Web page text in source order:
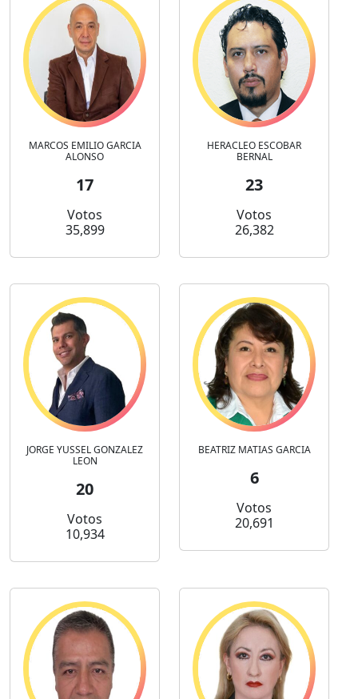
MARCOS EMILIO GARCIA
ALONSO
17
Votos
35,899
HERACLEO ESCOBAR
BERNAL
23
Votos
26,382
JORGE YUSSEL GONZALEZ
LEON
20
Votos
10,934
BEATRIZ MATIAS GARCIA
6
Votos
20,691